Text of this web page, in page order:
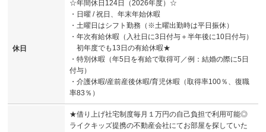
休日
☆年間休日124日（2026年度）☆
・日曜 / 祝日、年末年始休暇
・土曜日はシフト勤務（※土曜出勤時は平日振休）
・年次有給休暇（入社日に3日付与＋半年後に10日付与）
初年度でも13日の有給休暇★
・特別休暇（年5日を有給で取得可／例：結婚の際に5日
付与）
・介護休暇/産前産後休暇/育児休暇（取得率100％、復職
率83％）
★借り上げ社宅制度毎月１万円の自己負担で利用可能◎
ライクキッズ提携の不動産会社にてお部屋を探していた